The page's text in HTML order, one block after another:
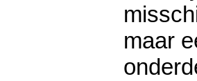
maar